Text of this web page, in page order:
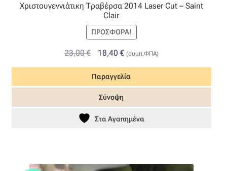
Χριστουγεννιάτικη Τραβέρσα 2014 Laser Cut – Saint
Clair
ΠΡΟΣΦΟΡΆ!
23,00€
Original
price
was:
23,00 €.
18,40 €Η
τρέχουσα
τιμή
είναι:
(συμπ.ΦΠΑ)
Παραγγελία
Σύνοψη
Στα Αγαπημένα